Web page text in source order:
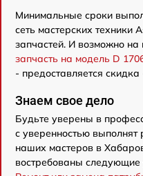
Минимальные сроки
сеть мастерских техники
запчастей. И возможно
запчасть на модель D
- предоставляется скидка
Знаем свое дело
Будьте уверены в
с уверенностью
наших мастеров в
востребованы следующие